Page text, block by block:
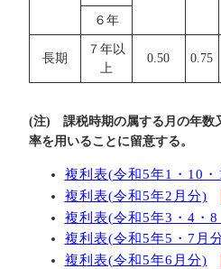
６年
長期
７年以
上
0.50 0.75
(注) 課税時期の属する月の年数
率を用いることに留意する。
複利表(令和5年1・10
複利表(令和5年2月分)
複利表(令和5年3・4・
複利表(令和5年5・7月
複利表(令和5年6月分)